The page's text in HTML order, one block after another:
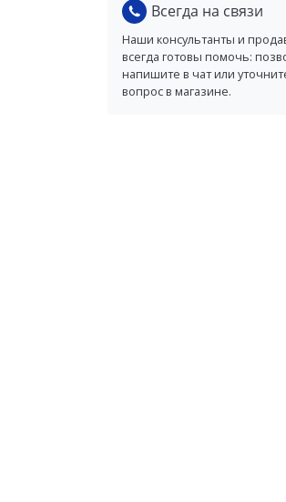
Всегда на связи
Наши консультанты и
всегда готовы помочь:
напишите в чат или
вопрос в магазине.